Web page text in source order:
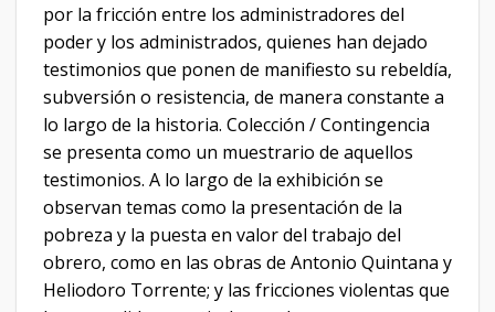
por la fricción entre los administradores del
poder y los administrados, quienes han dejado
testimonios que ponen de manifiesto su rebeldía,
subversión o resistencia, de manera constante a
lo largo de la historia. Colección / Contingencia
se presenta como un muestrario de aquellos
testimonios. A lo largo de la exhibición se
observan temas como la presentación de la
pobreza y la puesta en valor del trabajo del
obrero, como en las obras de Antonio Quintana y
Heliodoro Torrente; y las fricciones violentas que